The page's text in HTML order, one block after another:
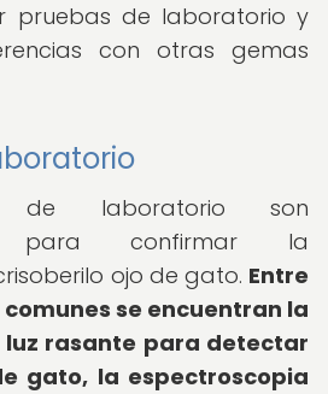
pruebas de laboratorio y
con otras gemas
de laboratorio son
para confirmar la
ojo de gato. Entre
se encuentran la
luz rasante para detectar
gato, la espectroscopia